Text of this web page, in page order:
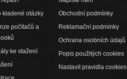
kladené otázky
počítačů a
ke stažení
Obchodní podmínky
Reklamační podmínky
Ochrana osobních údajů
Popis použitých cookies
Nastavit pravidla cookies